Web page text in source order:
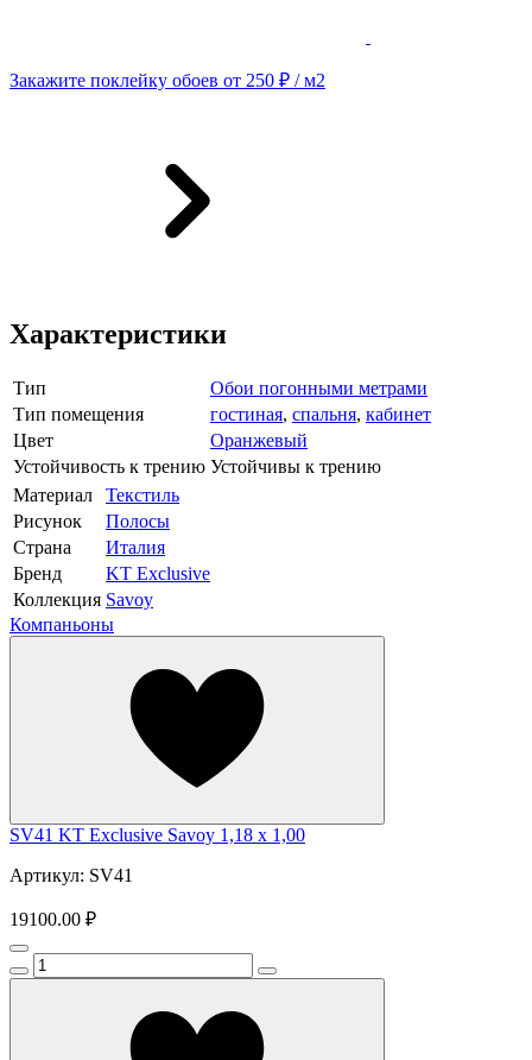
Закажите поклейку обоев от 250 ₽ / м2
Характеристики
Тип
Обои погонными метрами
Тип помещения
гостиная, спальня, кабинет
Цвет
Оранжевый
Устойчивость к трению Устойчивы к трению
Материал
Текстиль
Рисунок
Полосы
Страна
Италия
Бренд
KT Exclusive
Коллекция Savoy
Компаньоны
SV41 KT Exclusive Savoy 1,18 x 1,00
Артикул: SV41
19100.00 ₽